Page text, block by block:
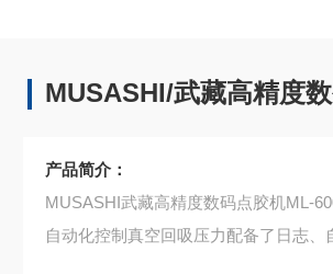
MUSASHI/武藏高精度
产品简介：
MUSASHI武藏高精度数码点胶机ML-
自动化控制真空回吸压力配备了日志